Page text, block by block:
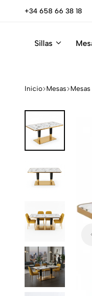
+34 658 66 38 18
Sillas
Inicio Mesas